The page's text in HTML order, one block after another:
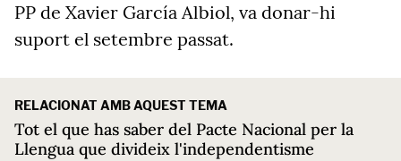
PP de Xavier García Albiol, va donar-hi
suport el setembre passat.
RELACIONAT AMB AQUEST TEMA
Tot el que has saber del Pacte Nacional per la
Llengua que divideix l'independentisme